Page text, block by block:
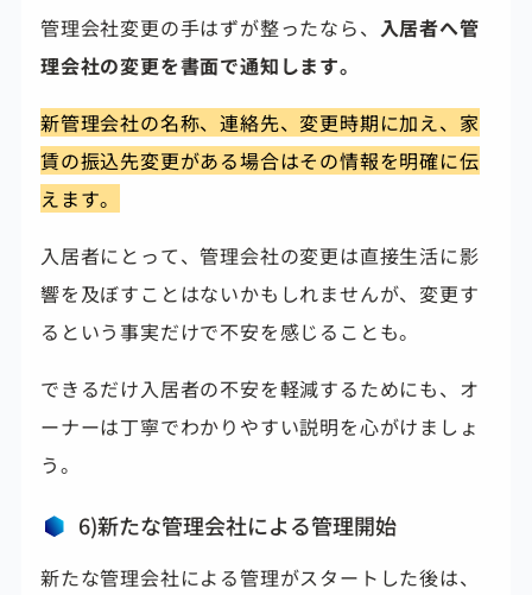
管理会社変更の手はずが整ったなら、 入居者へ管
理会社の変更を書面で通知します。
新管理会社の名称、連絡先、変更時期に加え、家
賃の振込先変更がある場合はその情報を明確に伝
えます。
入居者にとって、管理会社の変更は直接生活に影
響を及ぼすことはないかもしれませんが、変更す
るという事実だけで不安を感じることも。
できるだけ入居者の不安を軽減するためにも、オ
ーナーは丁寧でわかりやすい説明を心がけましょ
う。
6)新たな管理会社による管理開始
新たな管理会社による管理がスタートした後は、